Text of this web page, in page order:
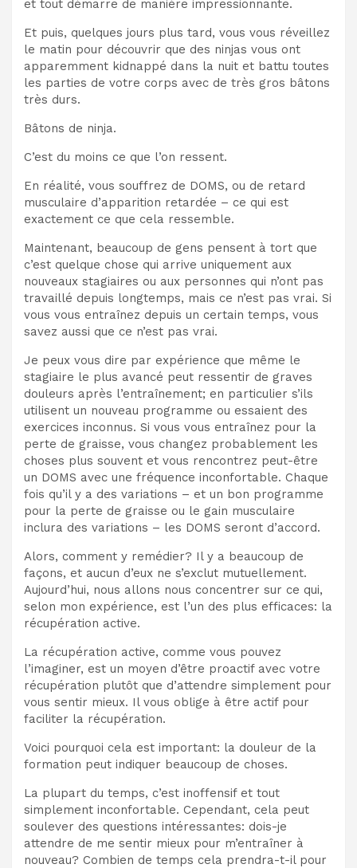
et tout démarre de manière impressionnante.
Et puis, quelques jours plus tard, vous vous réveillez
le matin pour découvrir que des ninjas vous ont
apparemment kidnappé dans la nuit et battu toutes
les parties de votre corps avec de très gros bâtons
très durs.
Bâtons de ninja.
C’est du moins ce que l’on ressent.
En réalité, vous souffrez de DOMS, ou de retard
musculaire d’apparition retardée – ce qui est
exactement ce que cela ressemble.
Maintenant, beaucoup de gens pensent à tort que
c’est quelque chose qui arrive uniquement aux
nouveaux stagiaires ou aux personnes qui n’ont pas
travaillé depuis longtemps, mais ce n’est pas vrai. Si
vous vous entraînez depuis un certain temps, vous
savez aussi que ce n’est pas vrai.
Je peux vous dire par expérience que même le
stagiaire le plus avancé peut ressentir de graves
douleurs après l’entraînement; en particulier s’ils
utilisent un nouveau programme ou essaient des
exercices inconnus. Si vous vous entraînez pour la
perte de graisse, vous changez probablement les
choses plus souvent et vous rencontrez peut-être
un DOMS avec une fréquence inconfortable. Chaque
fois qu’il y a des variations – et un bon programme
pour la perte de graisse ou le gain musculaire
inclura des variations – les DOMS seront d’accord.
Alors, comment y remédier? Il y a beaucoup de
façons, et aucun d’eux ne s’exclut mutuellement.
Aujourd’hui, nous allons nous concentrer sur ce qui,
selon mon expérience, est l’un des plus efficaces: la
récupération active.
La récupération active, comme vous pouvez
l’imaginer, est un moyen d’être proactif avec votre
récupération plutôt que d’attendre simplement pour
vous sentir mieux. Il vous oblige à être actif pour
faciliter la récupération.
Voici pourquoi cela est important: la douleur de la
formation peut indiquer beaucoup de choses.
La plupart du temps, c’est inoffensif et tout
simplement inconfortable. Cependant, cela peut
soulever des questions intéressantes: dois-je
attendre de me sentir mieux pour m’entraîner à
nouveau? Combien de temps cela prendra-t-il pour